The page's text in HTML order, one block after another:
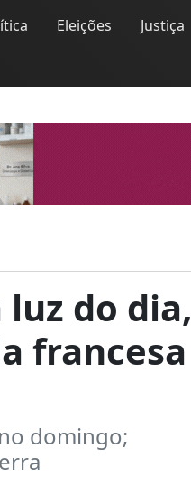
Eleições Justiça
do dia,
francesa
domingo;